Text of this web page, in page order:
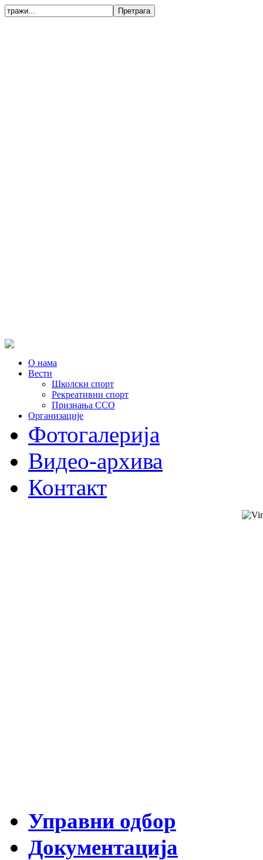
О нама
Вести
Школски спорт
Рекреативни спорт
Признања ССО
Oрганизације
Фотогалерија
Видео-архива
Контакт
Управни одбор
Документација